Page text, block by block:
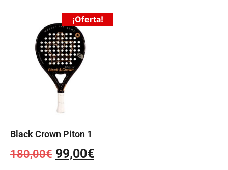
¡Oferta!
Black Crown Piton 1
180,00€ 99,00€